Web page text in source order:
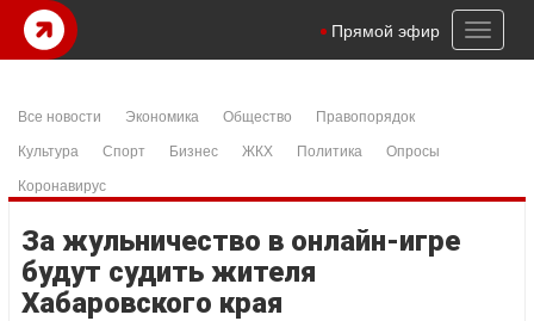
Toggle
Прямой эфир
Все новости Экономика Общество
Правопорядок
Культура
Спорт Бизнес ЖКХ Политика
Опросы
Коронавирус
За жульничество в онлайн-игре
будут судить жителя
Хабаровского края